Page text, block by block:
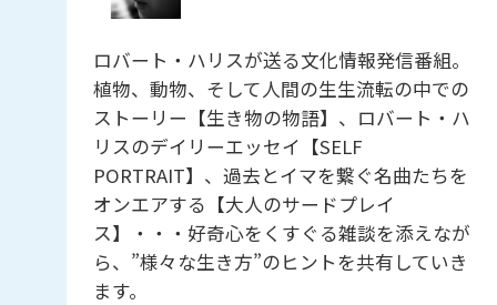
ロバート・ハリスが送る文化情報発信番組。
植物、動物、そして人間の生生流転の中での
ストーリー【生き物の物語】、ロバート・ハ
リスのデイリーエッセイ【SELF
PORTRAIT】、過去とイマを繋ぐ名曲たちを
オンエアする【大人のサードプレイ
ス】・・・好奇心をくすぐる雑談を添えなが
ら、”様々な生き方”のヒントを共有していき
ます。